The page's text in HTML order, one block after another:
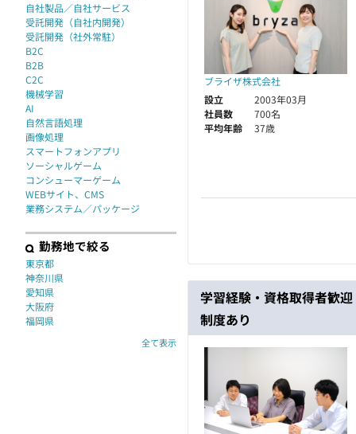
ブライザ株式会社
設立
2003年03月
社員数
700名
平均年齢
37歳
学習経験・資格取得者歓
制度あり
自社製品／自社サービス
受託開発（自社内開発）
受託開発（社外常駐）
B2C
B2B
C2C
機械学習
AI
自然言語処理
画像処理
スマートフォンアプリ
ソーシャルゲーム
コンシューマーゲーム
WEBサイト、CMS
業務システム／パッケージ
勤務地で絞る
東京都
神奈川県
愛知県
大阪府
福岡県
全て表示